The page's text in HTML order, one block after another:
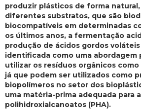
produzir plásticos de forma
diferentes substratos, que são
biocompatíveis em determinadas
os últimos anos, a fermentação
produção de ácidos gordos voláteis
identificada como uma abordagem
utilizar os resíduos orgânicos
já que podem ser utilizados como
biopolímeros no setor dos
uma matéria-prima adequada para
polihidroxialcanoatos (PHA).